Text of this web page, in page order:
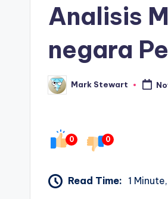
Analisis
negara
Posted
by
Mark Stewart
0 0
Read Time: 1